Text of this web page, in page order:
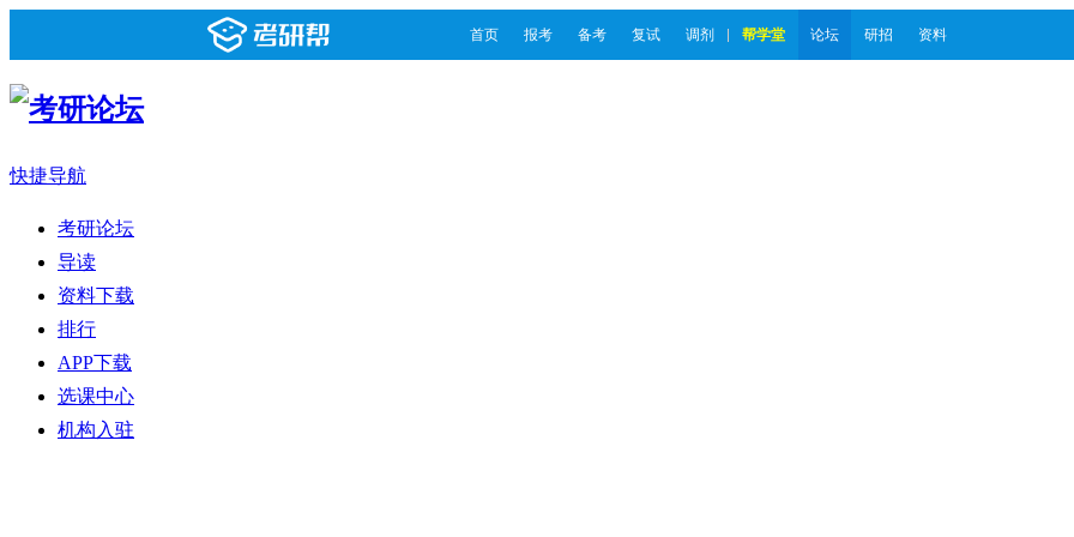
首页 报考 备考 复试 调剂 帮学堂 论坛 研招 资料
快捷导航
考研论坛
导读
资料下载
排行
APP下载
选课中心
机构入驻